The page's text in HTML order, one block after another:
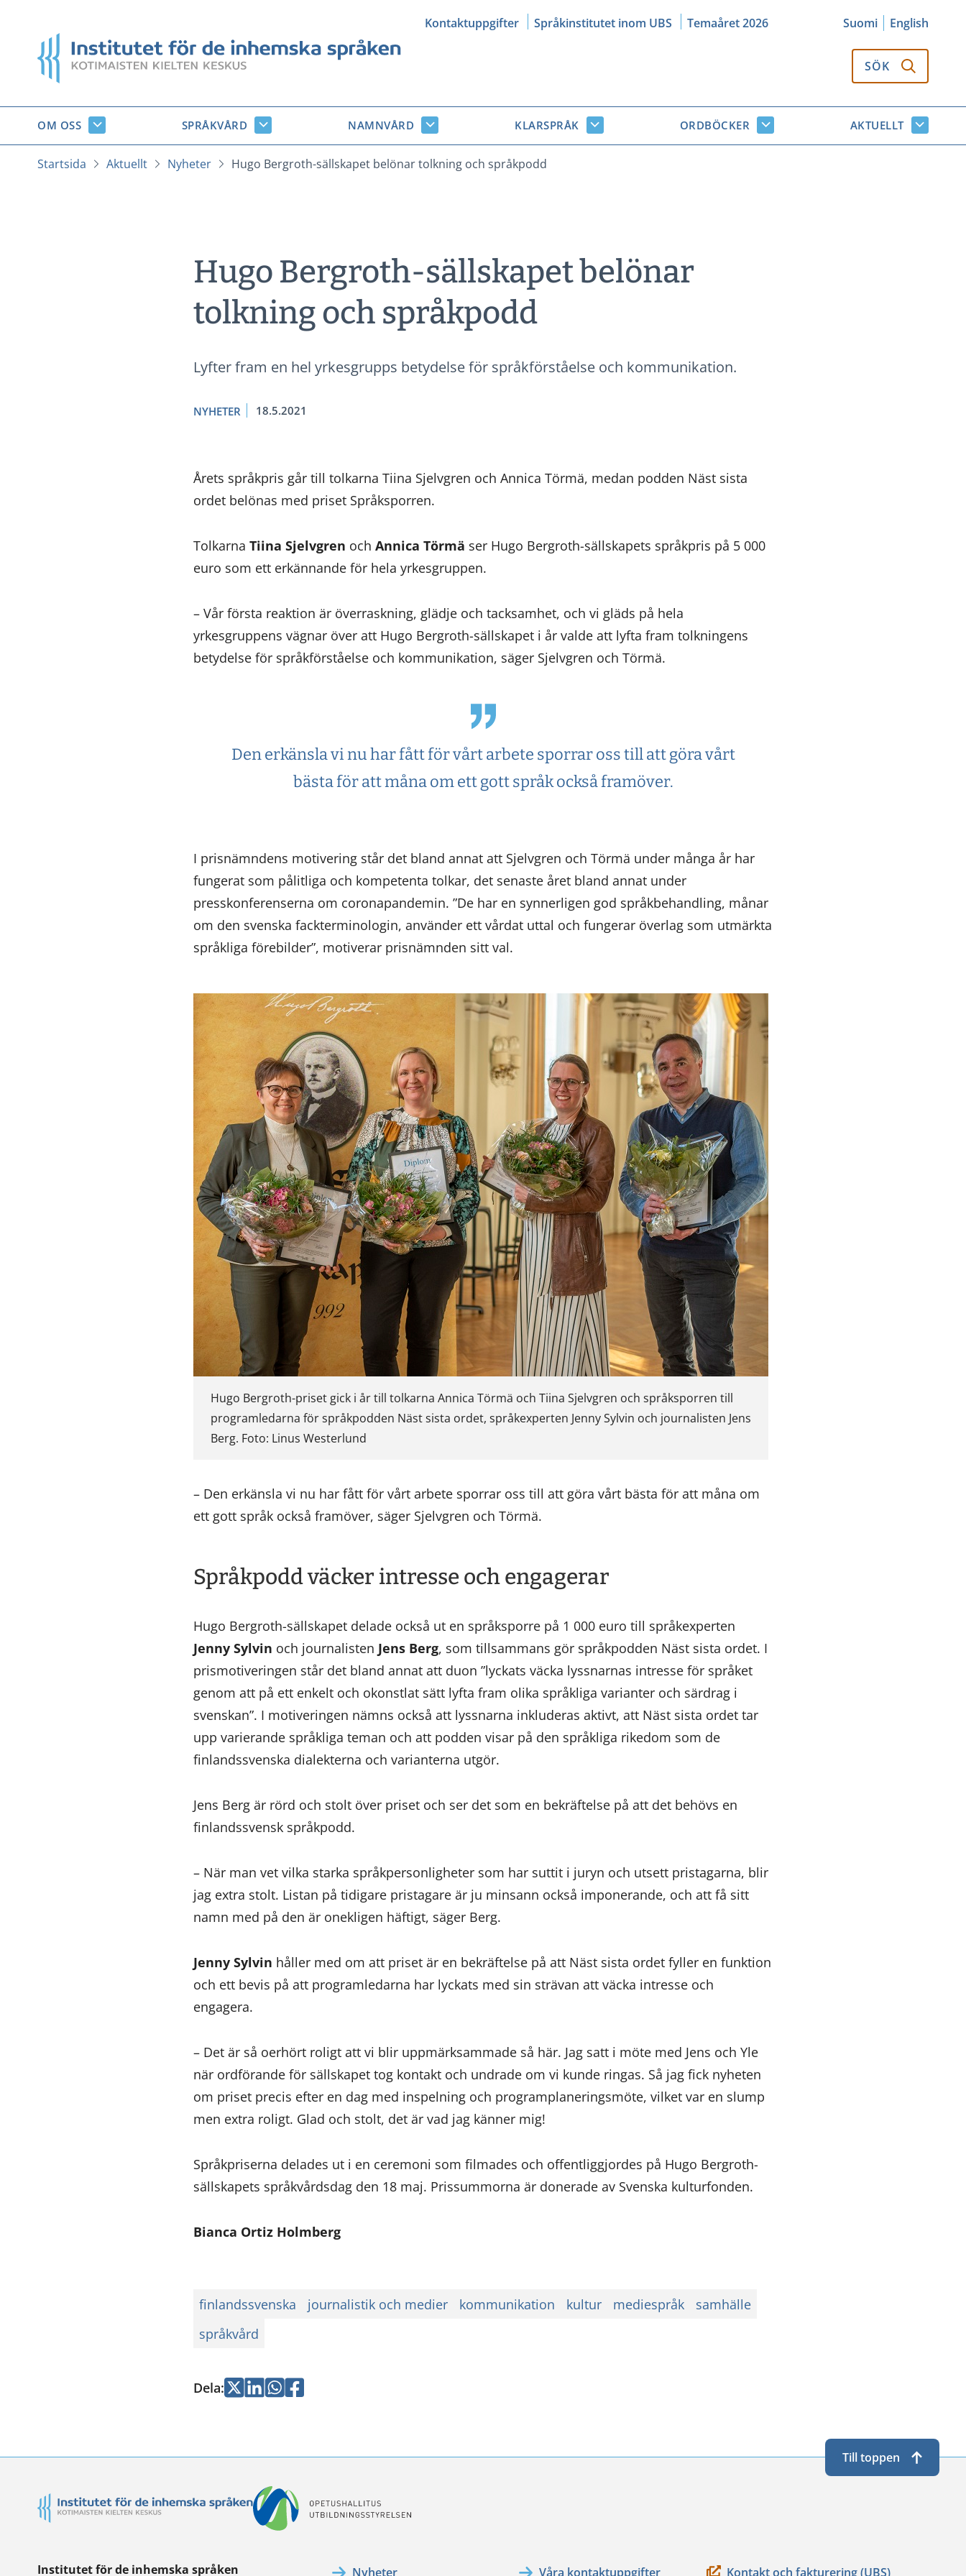
innehåll
Kontaktuppgifter Språkinstitutet inom UBS Temaåret 2026 Suomi
English
Startsida
SÖK
OM OSS
Om
oss
undersidor
SPRÅKVÅRD
Språkvård
undersidor
NAMNVÅRD
Namnvård
undersidor
KLARSPRÅK
Klarspråk
undersidor
ORDBÖCKER
Ordböcker
undersidor
AKTUELLT
Aktuellt
Startsida
Aktuellt Nyheter Hugo Bergroth-sällskapet belönar tolkning och språkpodd
Hugo Bergroth-sällskapet belönar
tolkning och språkpodd
Lyfter fram en hel yrkesgrupps betydelse för språkförståelse och kommunikation.
NYHETER 18.5.2021
Årets språkpris går till tolkarna Tiina Sjelvgren och Annica Törmä, medan podden Näst sista
ordet belönas med priset Språksporren.
Tolkarna Tiina Sjelvgren och Annica Törmä ser Hugo Bergroth-sällskapets språkpris på 5 000
euro som ett erkännande för hela yrkesgruppen.
– Vår första reaktion är överraskning, glädje och tacksamhet, och vi gläds på hela
yrkesgruppens vägnar över att Hugo Bergroth-sällskapet i år valde att lyfta fram tolkningens
betydelse för språkförståelse och kommunikation, säger Sjelvgren och Törmä.
Den erkänsla vi nu har fått för vårt arbete sporrar oss till att göra vårt
bästa för att måna om ett gott språk också framöver.
I prisnämndens motivering står det bland annat att Sjelvgren och Törmä under många år har
fungerat som pålitliga och kompetenta tolkar, det senaste året bland annat under
presskonferenserna om coronapandemin. ”De har en synnerligen god språkbehandling, månar
om den svenska fackterminologin, använder ett vårdat uttal och fungerar överlag som utmärkta
språkliga förebilder”, motiverar prisnämnden sitt val.
Hugo Bergroth-priset gick i år till tolkarna Annica Törmä och Tiina Sjelvgren och språksporren till
programledarna för språkpodden Näst sista ordet, språkexperten Jenny Sylvin och journalisten Jens
Berg. Foto: Linus Westerlund
– Den erkänsla vi nu har fått för vårt arbete sporrar oss till att göra vårt bästa för att måna om
ett gott språk också framöver, säger Sjelvgren och Törmä.
Språkpodd väcker intresse och engagerar
Hugo Bergroth-sällskapet delade också ut en språksporre på 1 000 euro till språkexperten
Jenny Sylvin och journalisten Jens Berg, som tillsammans gör språkpodden Näst sista ordet. I
prismotiveringen står det bland annat att duon ”lyckats väcka lyssnarnas intresse för språket
genom att på ett enkelt och okonstlat sätt lyfta fram olika språkliga varianter och särdrag i
svenskan”. I motiveringen nämns också att lyssnarna inkluderas aktivt, att Näst sista ordet tar
upp varierande språkliga teman och att podden visar på den språkliga rikedom som de
finlandssvenska dialekterna och varianterna utgör.
Jens Berg är rörd och stolt över priset och ser det som en bekräftelse på att det behövs en
finlandssvensk språkpodd.
– När man vet vilka starka språkpersonligheter som har suttit i juryn och utsett pristagarna, blir
jag extra stolt. Listan på tidigare pristagare är ju minsann också imponerande, och att få sitt
namn med på den är onekligen häftigt, säger Berg.
Jenny Sylvin håller med om att priset är en bekräftelse på att Näst sista ordet fyller en funktion
och ett bevis på att programledarna har lyckats med sin strävan att väcka intresse och
engagera.
– Det är så oerhört roligt att vi blir uppmärksammade så här. Jag satt i möte med Jens och Yle
när ordförande för sällskapet tog kontakt och undrade om vi kunde ringas. Så jag fick nyheten
om priset precis efter en dag med inspelning och programplaneringsmöte, vilket var en slump
men extra roligt. Glad och stolt, det är vad jag känner mig!
Språkpriserna delades ut i en ceremoni som filmades och offentliggjordes på Hugo Bergroth-
sällskapets språkvårdsdag den 18 maj. Prissummorna är donerade av Svenska kulturfonden.
Bianca Ortiz Holmberg
finlandssvenska journalistik och medier kommunikation kultur mediespråk
samhälle
språkvård
Dela:Jaa Jaa Jaa Jaa
Institutet för de inhemska språken Nyheter Våra kontaktuppgifter Kontakt och fakturering (UBS)
Till toppen